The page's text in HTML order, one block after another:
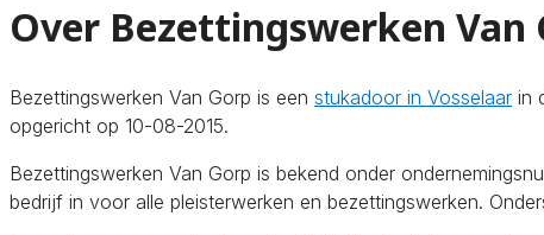
Over Bezettingswerken Van
Bezettingswerken Van Gorp is een stukadoor in Vosselaar in
opgericht op 10-08-2015.
Bezettingswerken Van Gorp is bekend onder
bedrijf in voor alle pleisterwerken en bezettingswerken.